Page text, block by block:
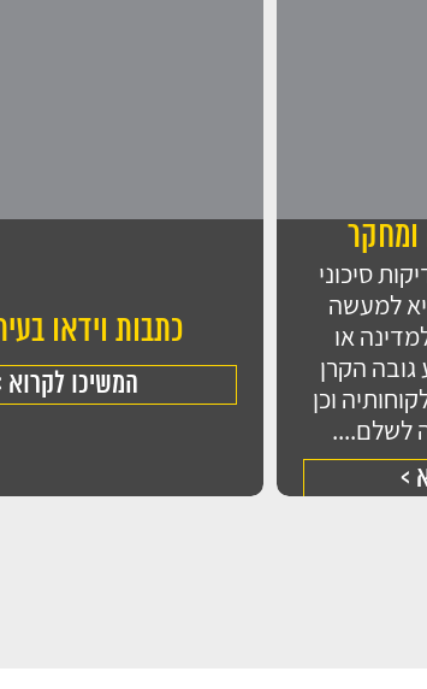
זקוקים
ומחקר​
סיכוני
למעשה
או
הקרן
וכן
לשלם....
>
כתבות וידאו
המשיכו לקרוא